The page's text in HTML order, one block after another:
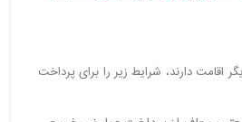
اقامت دارند، شرایط زیر را برای پرداخت